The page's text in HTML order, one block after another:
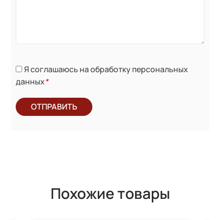
Я соглашаюсь на обработку персональных
данных*
ОТПРАВИТЬ
Похожие товары